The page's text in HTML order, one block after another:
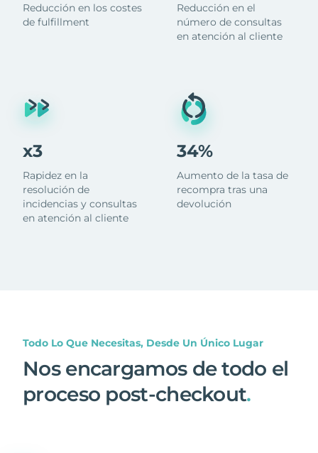
Reducción en los costes
de fulfillment
x3
Rapidez en la
resolución de
incidencias y consultas
en atención al cliente
Reducción en el
número de consultas
en atención al cliente
34%
Aumento de la tasa de
recompra tras una
devolución
Todo Lo Que Necesitas, Desde Un Único Lugar
Nos encargamos de todo el
proceso post-checkout.